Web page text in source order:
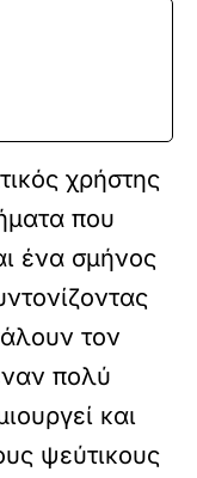
χρήστης
που
ένα σμήνος
τον
πολύ
και
ψεύτικους